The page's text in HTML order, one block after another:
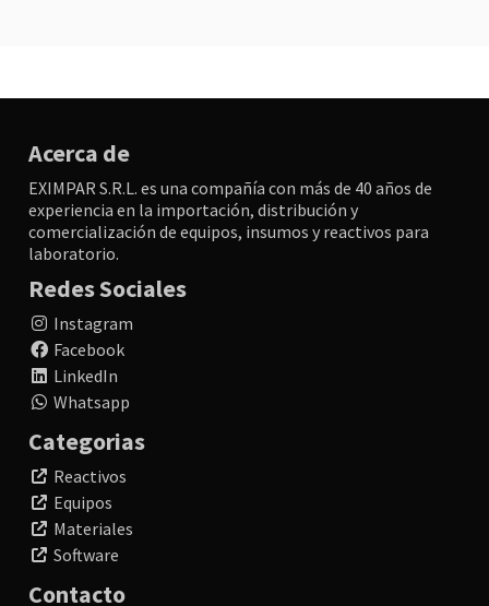
Acerca de
EXIMPAR S.R.L. es una compañía con más de 40 años de
experiencia en la importación, distribución y
comercialización de equipos, insumos y reactivos para
laboratorio.
Redes Sociales
Instagram
Facebook
LinkedIn
Whatsapp
Categorias
Reactivos
Equipos
Materiales
Software
Contacto